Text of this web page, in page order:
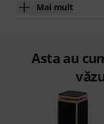
Mai mult
Asta au